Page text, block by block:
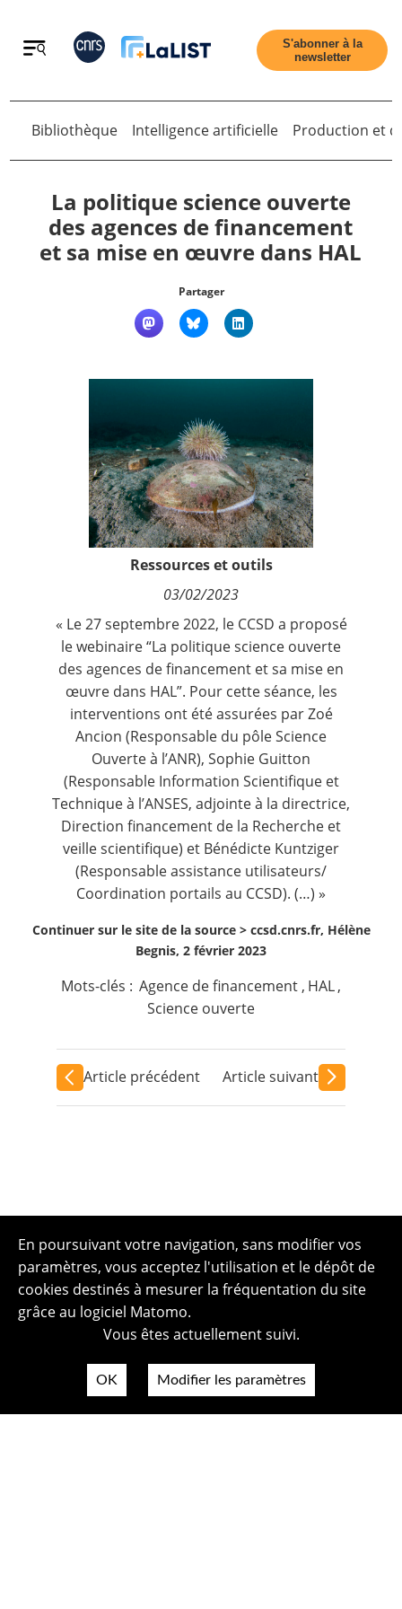
Retour
Accueil
Nous suivre
S'abonner à la
newsletter
Retour
Bibliothèque Intelligence artificielle Production et
La politique science ouverte
des agences de financement
et sa mise en œuvre dans HAL
Partager
Ressources et outils
03/02/2023
« Le 27 septembre 2022, le CCSD a proposé
le webinaire “La politique science ouverte
des agences de financement et sa mise en
œuvre dans HAL”. Pour cette séance, les
interventions ont été assurées par Zoé
Ancion (Responsable du pôle Science
Ouverte à l’ANR), Sophie Guitton
(Responsable Information Scientifique et
Technique à l’ANSES, adjointe à la directrice,
Direction financement de la Recherche et
veille scientifique) et Bénédicte Kuntziger
(Responsable assistance utilisateurs/
Coordination portails au CCSD). (…) »
Continuer sur le site de la source > ccsd.cnrs.fr, Hélène
Begnis, 2 février 2023
Mots-clés : Agence de financement , HAL,
Science ouverte
Article précédent Article suivant
En poursuivant votre navigation, sans modifier vos
paramètres, vous acceptez l'utilisation et le dépôt de
cookies destinés à mesurer la fréquentation du site
grâce au logiciel Matomo.
Vous êtes actuellement suivi.
OK Modifier les paramètres